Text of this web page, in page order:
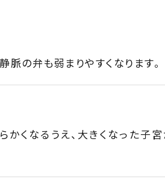
の弁も弱まりやすくなります。
くなるうえ、大きくなった子